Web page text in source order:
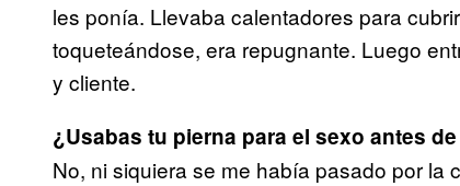
les ponía. Llevaba calentadores para
toqueteándose, era repugnante. Luego
y cliente.
¿Usabas tu pierna para el sexo antes
No, ni siquiera se me había pasado por la